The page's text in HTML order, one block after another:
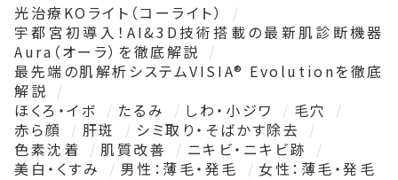
光治療KOライト（コーライト）
宇都宮初導入！AI&3D技術搭載の最新肌診断機器
Aura（オーラ）を徹底解説
最先端の肌解析システムVISIA® Evolutionを徹底
解説
ほくろ・イボ
たるみ しわ・小ジワ
毛穴
赤ら顔
肝斑
シミ取り・そばかす除去
色素沈着
肌質改善
ニキビ・ニキビ跡
美白・くすみ
男性：薄毛・発毛
女性：薄毛・発毛